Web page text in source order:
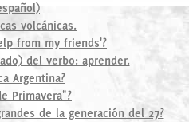
volcánicas.
from my friends'?
del verbo: aprender.
Argentina?
Primavera"?
de la generación del 27?